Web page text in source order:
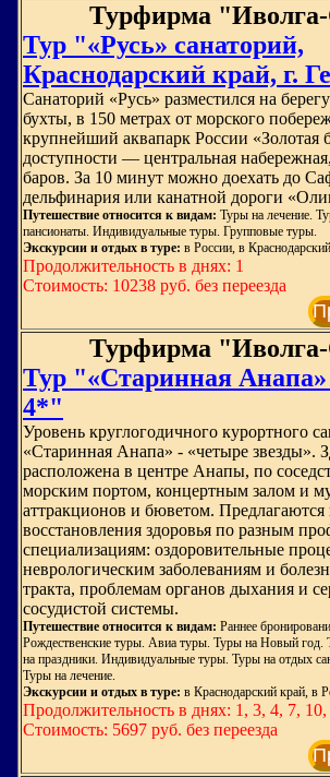
Турфирма
Тур "«Русь» санаторий,
Краснодарский край, г.
Санаторий «Русь» разместился на
бухты, в 150 метрах от морского
крупнейший аквапарк России «Золотая
доступности — центральная
баров. За 10 минут можно доехать до
дельфинария или канатной дороги
Путешествие относится к видам: Туры на лечение.
пансионаты. Индивидуальные туры. Групповые туры.
Экскурсии и отдых в туре: в России, в
Продолжительность в днях: 1
Стоимость: 10238 руб. без переезда
Турфирма
Тур "«Старинная Анапа»
4*"
Уровень круглогодичного курортного
«Старинная Анапа» - «четыре звезды».
расположена в центре Анапы, по
морским портом, концертным залом и
аттракционов и бюветом.
восстановления здоровья по разным
специализациям: оздоровительные
неврологическим заболеваниям и
тракта, проблемам органов дыхания и
сосудистой системы.
Путешествие относится к видам: Раннее
Рождественские туры. Авиа туры. Туры на Новый год.
на праздники. Индивидуальные туры. Туры на отдых
Туры на лечение.
Экскурсии и отдых в туре: в Краснодарский край, в
Продолжительность в днях: 1, 3, 4, 7,
Стоимость: 5697 руб. без переезда